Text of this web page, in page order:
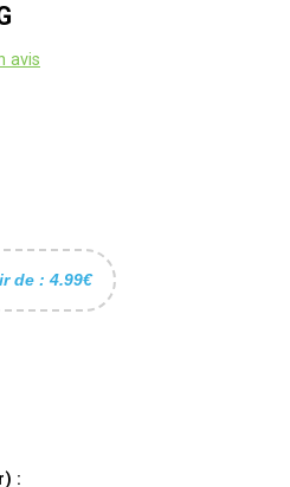
avis
de : 4.99€
: